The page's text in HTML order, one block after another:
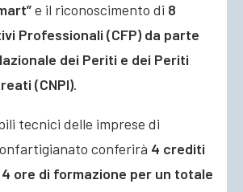
e il riconoscimento di 8
Professionali (CFP) da parte
dei Periti e dei Periti
(CNPI).
tecnici delle imprese di
conferirà 4 crediti
ore di formazione per un totale